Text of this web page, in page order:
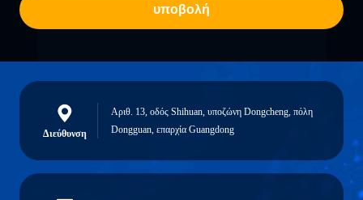
υποβολή
Διεύθυνση
Αριθ. 13, οδός Shihuan, υποζώνη Dongcheng, πόλη
Dongguan, επαρχία Guangdong